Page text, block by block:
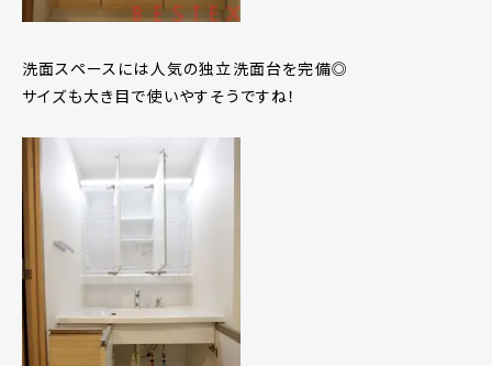
洗面スペースには人気の独立洗面台を完備◎
サイズも大き目で使いやすそうですね！